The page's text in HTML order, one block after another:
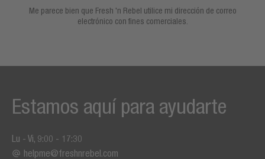
Me parece bien que Fresh 'n Rebel utilice mi dirección de correo
electrónico con fines comerciales.
Estamos aquí para ayudarte
Lu - Vi, 9:00 - 17:30
helpme@freshnrebel.com